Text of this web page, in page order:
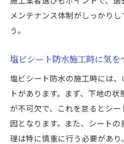
メンテナンス体制がしっかり
う。
塩ビシート防水施工時に気
塩ビシート防水の施工時には
トがあります。まず、下地の
が不可欠で、これを怠るとシ
因となります。また、シート
理は特に慎重に行う必要があ